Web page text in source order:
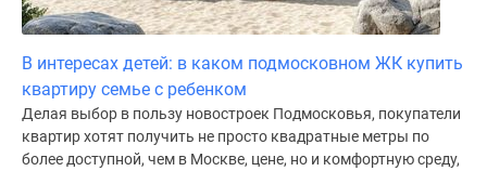
В интересах детей: в каком подмосковном ЖК купить
квартиру семье с ребенком
Делая выбор в пользу новостроек Подмосковья, покупатели
квартир хотят получить не просто квадратные метры по
более доступной, чем в Москве, цене, но и комфортную среду,